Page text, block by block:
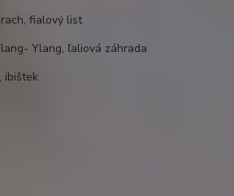
fialový list
Ylang, ľaliová záhrada
ibištek